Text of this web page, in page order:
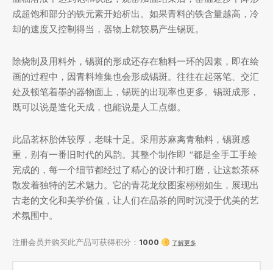
成超饱和部分的铁元素开始析出。如果青料的铁含量越高，冷
却的速度又控制得当，器物上就较易产生锡斑。
除烧制及用料外，锡斑的形成还存在釉料一环的因素，即在绘
画的过程中，因青料堆集也会形成锡斑。往往在起落笔、交汇
处及顿笔着墨的器物面上，锡斑的出现率也更多。锡斑成形，
既可以说是造化天成，也能说是人工点缀。
此品茗杯胎体较厚，老味十足。采用苏麻离青釉料，锡斑感
重，别有一番旧时代的风韵。其整个制作即 “都是全手工手绘
完成的，每一个细节都经过了精心的设计和打磨，让这款茶杯
散发着独特的艺术魅力。它的青花龙纹图案栩栩如生，展现出
古老的文化和美学价值，让人们在品茶的同时沉浸于优美的艺
术氛围中。
分类